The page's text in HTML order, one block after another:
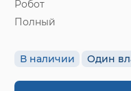
Робот
Полный
В наличии Один